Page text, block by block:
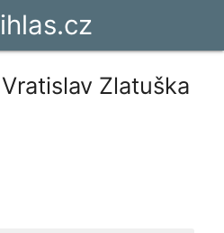
ihlas.cz
Vratislav Zlatuška